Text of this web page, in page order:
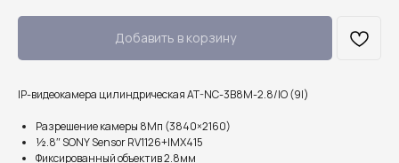
Добавить в корзину
IP-видеокамера цилиндрическая AT-NC-3B8M-2.8/IO (9I)
Разрешение камеры 8Мп (3840×2160)
½.8″ SONY Sensor RV1126+IMX415
Фиксированный объектив 2.8мм